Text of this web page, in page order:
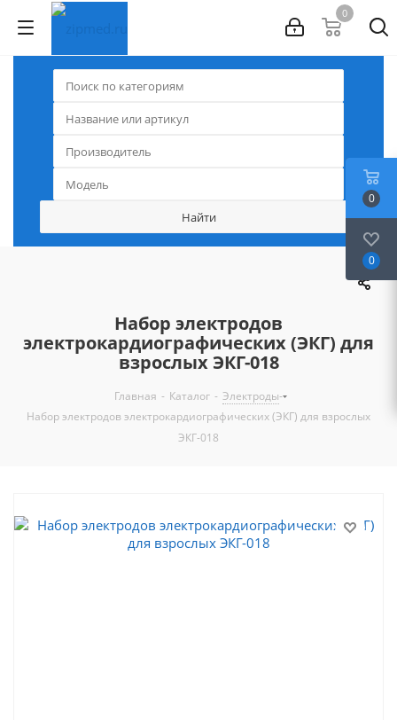
0
Набор электродов
электрокардиографических (ЭКГ) для
взрослых ЭКГ-018
Главная - Каталог - Электроды-
Набор электродов электрокардиографических (ЭКГ) для взрослых
ЭКГ-018
0
0